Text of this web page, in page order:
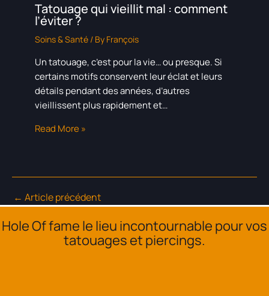
Tatouage qui vieillit mal : comment
l’éviter ?
Soins & Santé/ By François
Un tatouage, c’est pour la vie… ou presque. Si
certains motifs conservent leur éclat et leurs
détails pendant des années, d’autres
vieillissent plus rapidement et…
Read More »
← Article précédent
Hole Of fame le lieu incontournable pour vos
tatouages et piercings.